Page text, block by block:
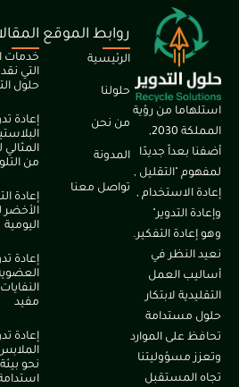
من رؤية
المملكة 2030,
جديدّا
"التقليل ,
,
التفكير.
في
العمل
لابتكار
الموارد
روابط الموقع
الرئيسية
حلولنا
من نحن
المدونة
تواصل معنا
المقالات
خدمات الإتلاف
التي نقدمها في
حلول التدوير
إعادة تدوير
البلاستيك: الحل
المثالي للتقليل
من التلوث
إعادة التدوير: الحل
الأخضر للمخلفات
إعادة تدوير المواد
العضوية: تحويل
النفايات إلى سماد
إعادة تدوير
الملابس: الطريق
نحو بيئة أكثر